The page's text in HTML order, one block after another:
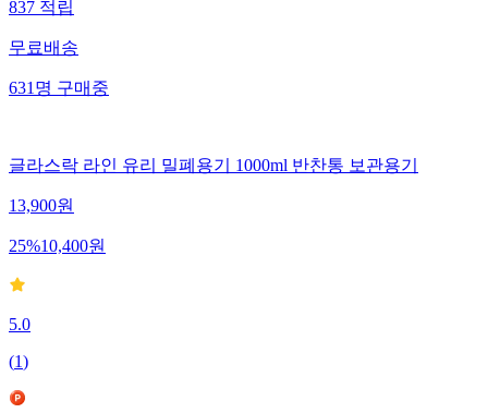
837적립
무료배송
631명구매중
글라스락 라인 유리 밀폐용기 1000ml 반찬통 보관용기
13,900원
25%10,400원
5.0
(1)